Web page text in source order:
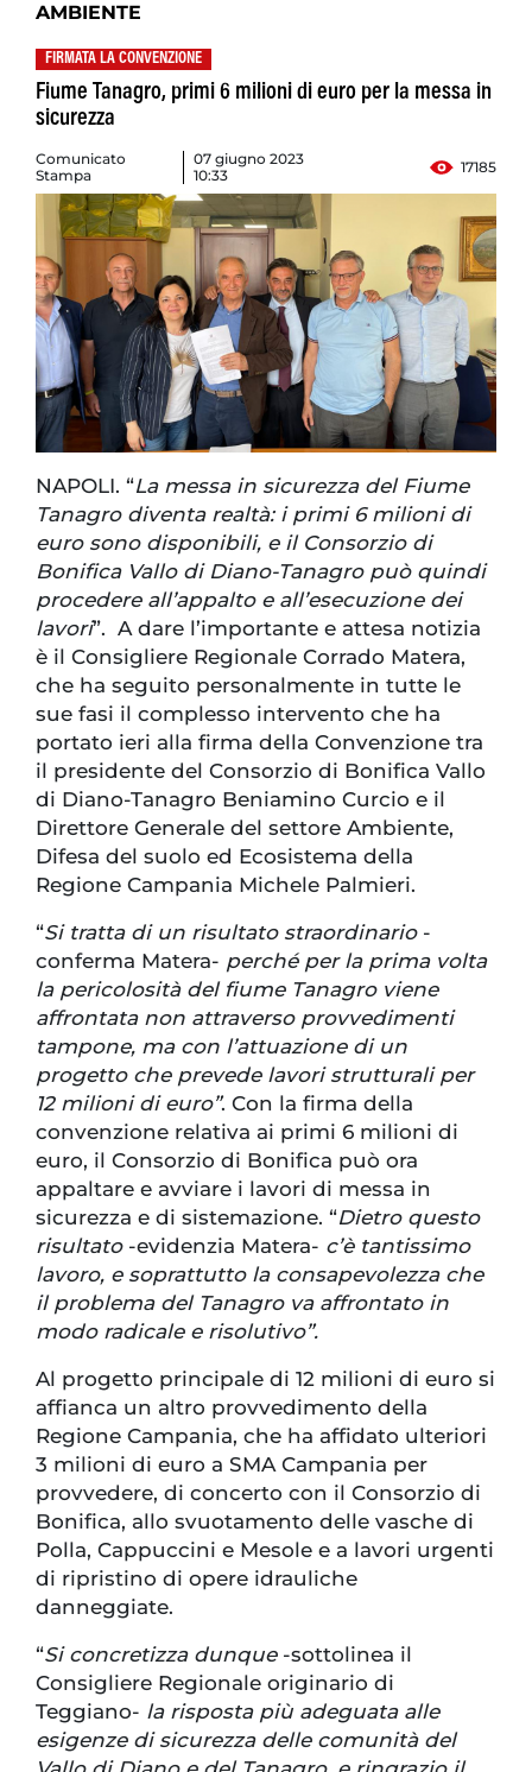
AMBIENTE
FIRMATA LA CONVENZIONE
Fiume Tanagro, primi 6 milioni di euro per la messa in
sicurezza
Comunicato
Stampa
07 giugno 2023
10:33
17185
NAPOLI. “La messa in sicurezza del Fiume
Tanagro diventa realtà: i primi 6 milioni di
euro sono disponibili, e il Consorzio di
Bonifica Vallo di Diano-Tanagro può quindi
procedere all’appalto e all’esecuzione dei
lavori”. A dare l’importante e attesa notizia
è il Consigliere Regionale Corrado Matera,
che ha seguito personalmente in tutte le
sue fasi il complesso intervento che ha
portato ieri alla firma della Convenzione tra
il presidente del Consorzio di Bonifica Vallo
di Diano-Tanagro Beniamino Curcio e il
Direttore Generale del settore Ambiente,
Difesa del suolo ed Ecosistema della
Regione Campania Michele Palmieri.
“Si tratta di un risultato straordinario -
conferma Matera- perché per la prima volta
la pericolosità del fiume Tanagro viene
affrontata non attraverso provvedimenti
tampone, ma con l’attuazione di un
progetto che prevede lavori strutturali per
12 milioni di euro”. Con la firma della
convenzione relativa ai primi 6 milioni di
euro, il Consorzio di Bonifica può ora
appaltare e avviare i lavori di messa in
sicurezza e di sistemazione. “Dietro questo
risultato-evidenzia Matera- c’è tantissimo
lavoro, e soprattutto la consapevolezza che
il problema del Tanagro va affrontato in
modo radicale e risolutivo”.
Al progetto principale di 12 milioni di euro si
affianca un altro provvedimento della
Regione Campania, che ha affidato ulteriori
3 milioni di euro a SMA Campania per
provvedere, di concerto con il Consorzio di
Bonifica, allo svuotamento delle vasche di
Polla, Cappuccini e Mesole e a lavori urgenti
di ripristino di opere idrauliche
danneggiate.
“Si concretizza dunque-sottolinea il
Consigliere Regionale originario di
Teggiano- la risposta più adeguata alle
esigenze di sicurezza delle comunità del